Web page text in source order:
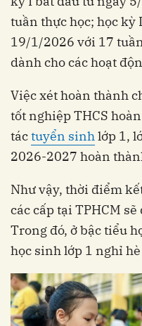
tuần thực học; học kỳ
19/1/2026 với 17
dành cho các hoạt
Việc xét hoàn thành
tốt nghiệp THCS
táctuyển sinhlớp 1,
2026-2027 hoàn
Như vậy, thời điểm
các cấp tại TPHCM
Trong đó, ở bậc tiểu
học sinh lớp 1 nghỉ